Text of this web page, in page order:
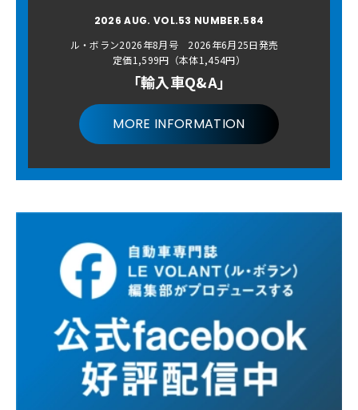
2026 AUG. VOL.53 NUMBER.584
ル・ボラン2026年8月号 2026年6月25日発売
定価1,599円（本体1,454円）
「輸入車Q&A」
MORE INFORMATION